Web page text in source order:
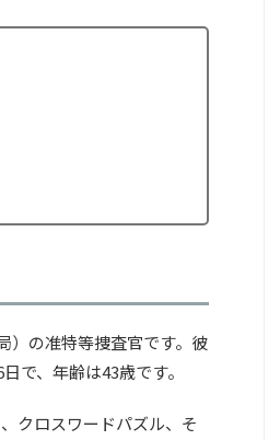
）の准特等捜査官です。彼
で、年齢は43歳です。
クロスワードパズル、そ